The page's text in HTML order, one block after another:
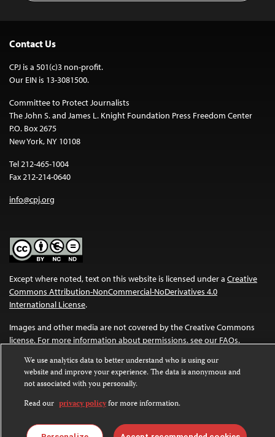
Contact Us
CPJ is a 501(c)3 non-profit.
Our EIN is 13-3081500.
Committee to Protect Journalists
The John S. and James L. Knight Foundation Press Freedom Center
P.O. Box 2675
New York, NY 10108
Tel 212-465-1004
Fax 212-214-0640
info@cpj.org
Except where noted, text on this website is licensed under a Creative
Commons Attribution-NonCommercial-NoDerivatives 4.0
International License.
Images and other media are not covered by the Creative Commons
license. For more information about permissions, see our FAQs.
We use analytics data to better understand who is using our
website and improve your experience. The data is anonymous and
not associated with you personally.
Read our privacy policyfor more information.